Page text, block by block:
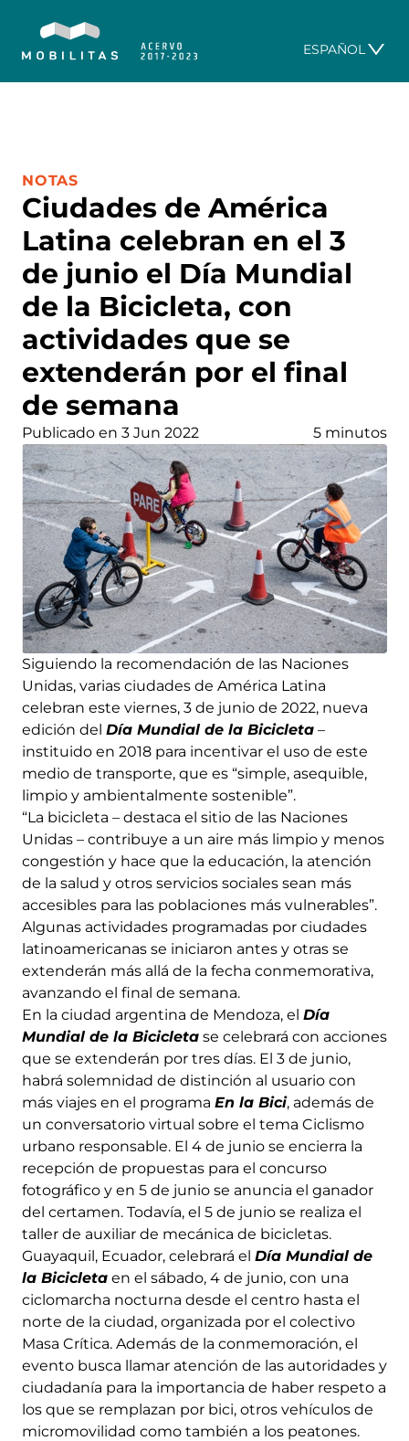
ESPAÑOL
Ciudades de América
Latina celebran en el 3
de junio el Día Mundial
de la Bicicleta, con
actividades que se
extenderán por el final
de semana
CATEGORÍA:
NOTAS
Publicado en 3 Jun 2022 5 minutos
Siguiendo la recomendación de las Naciones
Unidas, varias ciudades de América Latina
celebran este viernes, 3 de junio de 2022, nueva
edición del Día Mundial de la Bicicleta –
instituido en 2018 para incentivar el uso de este
medio de transporte, que es “simple, asequible,
limpio y ambientalmente sostenible”.
“La bicicleta – destaca el sitio de las Naciones
Unidas – contribuye a un aire más limpio y menos
congestión y hace que la educación, la atención
de la salud y otros servicios sociales sean más
accesibles para las poblaciones más vulnerables”.
Algunas actividades programadas por ciudades
latinoamericanas se iniciaron antes y otras se
extenderán más allá de la fecha conmemorativa,
avanzando el final de semana.
En la ciudad argentina de Mendoza, el Día
Mundial de la Bicicleta se celebrará con acciones
que se extenderán por tres días. El 3 de junio,
habrá solemnidad de distinción al usuario con
más viajes en el programa En la Bici, además de
un conversatorio virtual sobre el tema Ciclismo
urbano responsable. El 4 de junio se encierra la
recepción de propuestas para el concurso
fotográfico y en 5 de junio se anuncia el ganador
del certamen. Todavía, el 5 de junio se realiza el
taller de auxiliar de mecánica de bicicletas.
Guayaquil, Ecuador, celebrará el Día Mundial de
la Bicicleta en el sábado, 4 de junio, con una
ciclomarcha nocturna desde el centro hasta el
norte de la ciudad, organizada por el colectivo
Masa Crítica. Además de la conmemoración, el
evento busca llamar atención de las autoridades y
ciudadanía para la importancia de haber respeto a
los que se remplazan por bici, otros vehículos de
micromovilidad como también a los peatones.